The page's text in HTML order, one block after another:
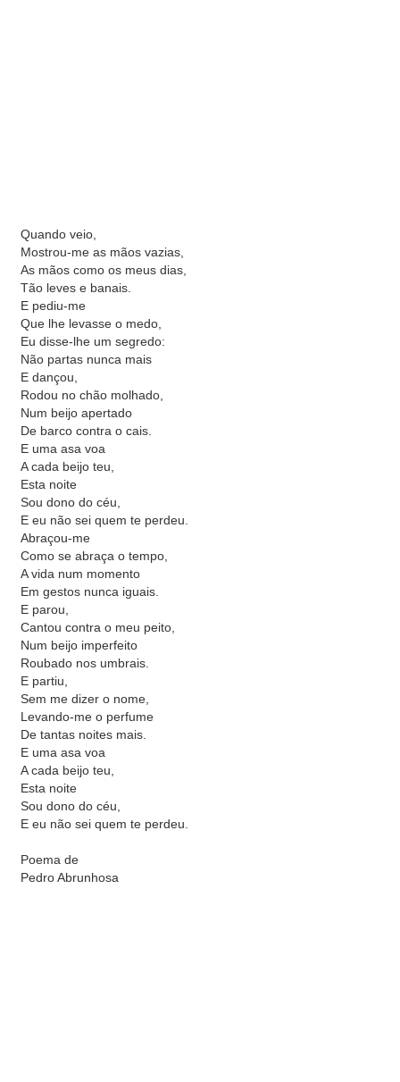
Quando veio,
Mostrou-me as mãos vazias,
As mãos como os meus dias,
Tão leves e banais.
E pediu-me
Que lhe levasse o medo,
Eu disse-lhe um segredo:
Não partas nunca mais
E dançou,
Rodou no chão molhado,
Num beijo apertado
De barco contra o cais.
E uma asa voa
A cada beijo teu,
Esta noite
Sou dono do céu,
E eu não sei quem te perdeu.
Abraçou-me
Como se abraça o tempo,
A vida num momento
Em gestos nunca iguais.
E parou,
Cantou contra o meu peito,
Num beijo imperfeito
Roubado nos umbrais.
E partiu,
Sem me dizer o nome,
Levando-me o perfume
De tantas noites mais.
E uma asa voa
A cada beijo teu,
Esta noite
Sou dono do céu,
E eu não sei quem te perdeu.
Poema de
Pedro Abrunhosa